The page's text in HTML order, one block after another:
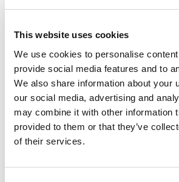
This website uses cookies
We use cookies to personalise
provide social media features and to
We also share information about your
our social media, advertising and
may combine it with other information
provided to them or that they’ve
of their services.
juist niet? Steeds meer scholen
en dus ging ik vol enthousiasme
over duurzaamheid in het
Arjen Wals besprak